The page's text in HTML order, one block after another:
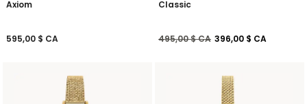
Axiom
595,00 $ CA
Classic
Prix réduit de
495,00 $ CAà396,00 $ CA